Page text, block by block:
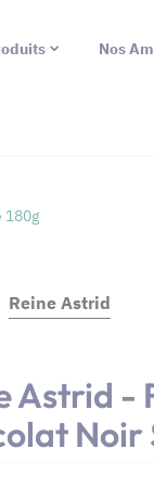
Nos
180g
Reine Astrid
Astrid -
Noir